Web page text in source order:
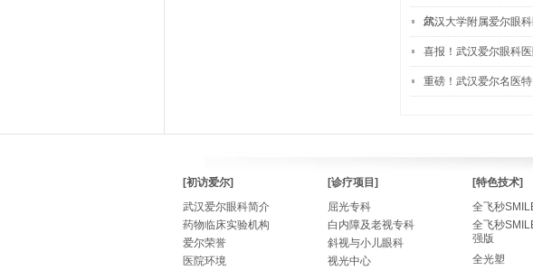
尔…
武汉大学附属爱尔眼
喜报！武汉爱尔眼科
重磅！武汉爱尔名医
[初访爱尔]
武汉爱尔眼科简介
药物临床实验机构
爱尔荣誉
医院环境
[诊疗项目]
屈光专科
白内障及老视专科
斜视与小儿眼科
视光中心
[特色技术]
全飞秒
全飞秒
强版
全光塑